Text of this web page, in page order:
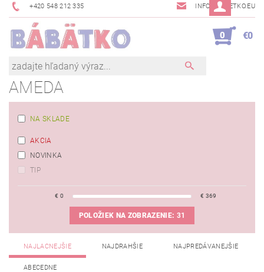
+420 548 212 335 INFO@BABETKO.EU
0 €0
AMEDA
NA SKLADE
AKCIA
NOVINKA
TIP
€ 0 € 369
POLOŽIEK NA ZOBRAZENIE: 31
NAJLACNEJŠIE NAJDRAHŠIE NAJPREDÁVANEJŠIE
ABECEDNE